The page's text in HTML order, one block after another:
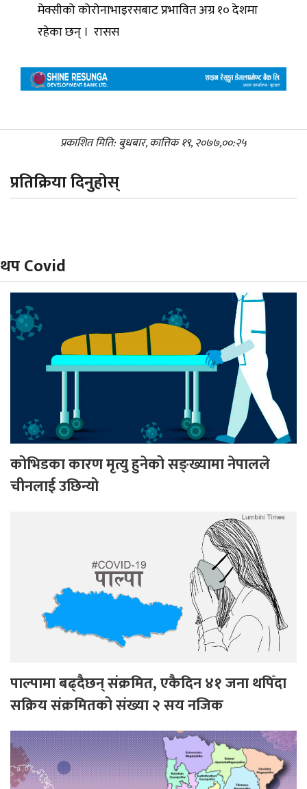
मेक्सीको कोरोनाभाइरसबाट प्रभावित अग्र १० देशमा
रहेका छन् । रासस
प्रकाशित मिति: बुधबार, कात्तिक १९, २०७७,००:२५
प्रतिक्रिया दिनुहोस्
थप Covid
कोभिडका कारण मृत्यु हुनेको सङ्ख्यामा नेपालले
चीनलाई उछिन्यो
पाल्पामा बढ्दैछन् संक्रमित, एकैदिन ४१ जना थपिँदा
सक्रिय संक्रमितको संख्या २ सय नजिक